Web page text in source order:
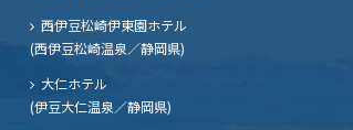
西伊豆松崎伊東園ホテル
(西伊豆松崎温泉／静岡県)
大仁ホテル
(伊豆大仁温泉／静岡県)